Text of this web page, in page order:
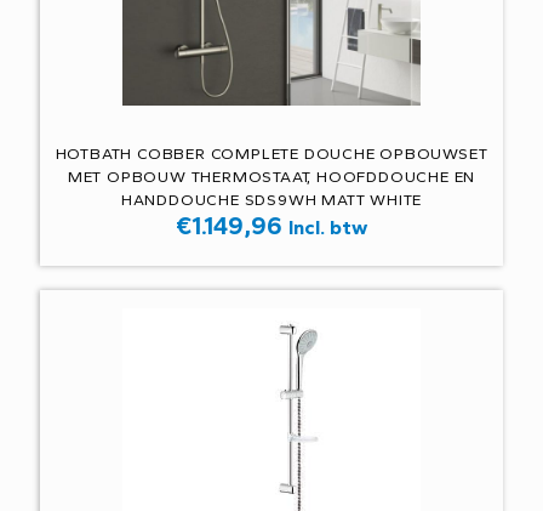
HOTBATH COBBER COMPLETE DOUCHE OPBOUWSET
MET OPBOUW THERMOSTAAT, HOOFDDOUCHE EN
HANDDOUCHE SDS9WH MATT WHITE
€1.149,96 Incl. btw